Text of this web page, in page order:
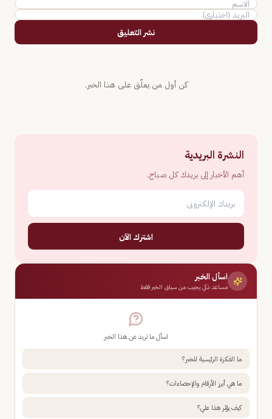
نشر التعليق
كن أول من يعلّق على هذا الخبر.
النشرة البريدية
أهم الأخبار إلى بريدك كل صباح.
اشترك الآن
اسأل الخبر
مساعد ذكي يجيب من سياق الخبر فقط
اسأل ما تريد عن هذا الخبر
ما الفكرة الرئيسية للخبر؟
ما هي أبرز الأرقام والإحصاءات؟
كيف يؤثر هذا علي؟